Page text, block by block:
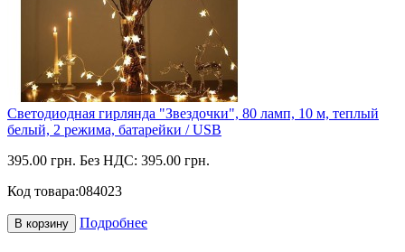
Светодиодная гирлянда "Звездочки", 80 ламп, 10 м, теплый
белый, 2 режима, батарейки / USB
395.00 грн. Без НДС: 395.00 грн.
Код товара:084023
В корзину Подробнее